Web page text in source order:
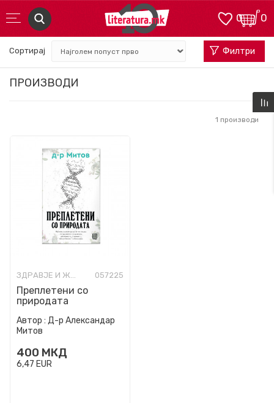
0
0
ПРОИЗВОДИ
Сортирај Филтри
1 производи
ЗДРАВЈЕ И ЖИВОТ 057225
Преплетени со
природата
Автор : Д-р Александар
Митов
400 МКД
6,47 EUR